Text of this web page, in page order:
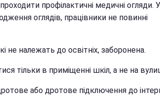
профілактичні медичні огляди. У
оглядів, працівники не повинні
не належать до освітніх, заборонена.
тільки в приміщенні шкіл, а не на
або дротове підключення до